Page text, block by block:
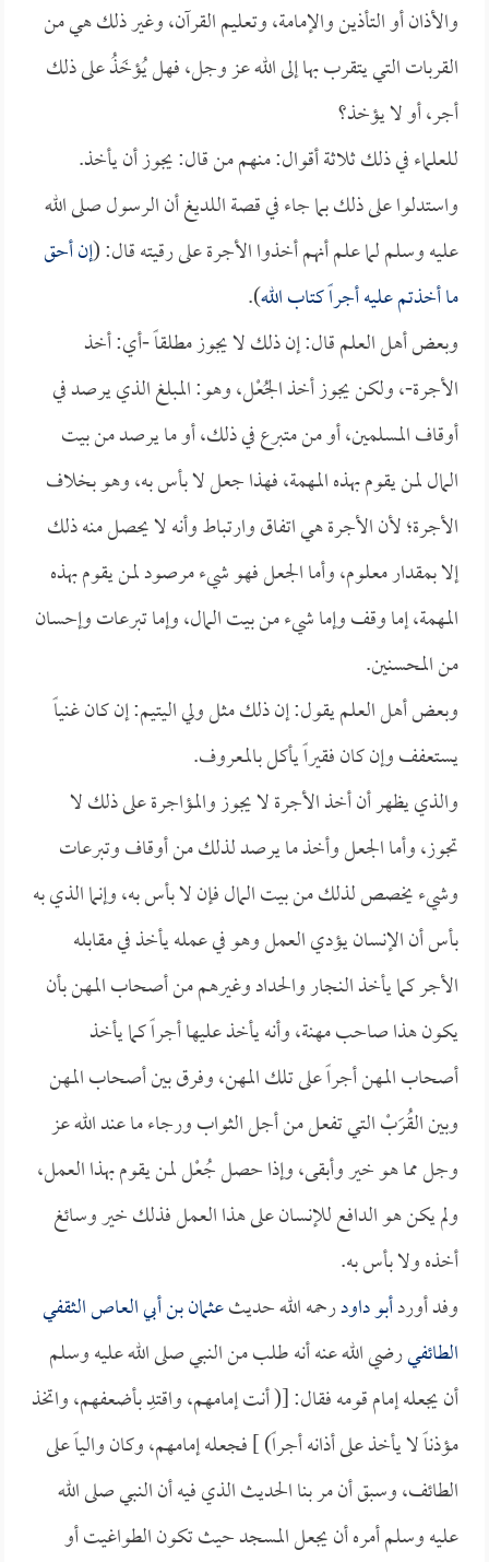
والأذان أو التأذين والإمامة، وتعليم القرآن، وغير ذلك هي من
القربات التي يتقرب بها إلى الله عز وجل، فهل يُؤخَذُ على ذلك
أجر، أو لا يؤخذ؟
للعلماء في ذلك ثلاثة أقوال: منهم من قال: يجوز أن يأخذ.
واستدلوا على ذلك بما جاء في قصة اللديغ أن الرسول صلى الله
عليه وسلم لما علم أنهم أخذوا الأجرة على رقيته قال: (إن أحق
ما أخذتم عليه أجراً كتاب الله).
وبعض أهل العلم قال: إن ذلك لا يجوز مطلقاً -أي: أخذ
الأجرة-، ولكن يجوز أخذ الجُعْل، وهو: المبلغ الذي يرصد في
أوقاف المسلمين، أو من متبرع في ذلك، أو ما يرصد من بيت
المال لمن يقوم بهذه المهمة، فهذا جعل لا بأس به، وهو بخلاف
الأجرة؛ لأن الأجرة هي اتفاق وارتباط وأنه لا يحصل منه ذلك
إلا بمقدار معلوم، وأما الجعل فهو شيء مرصود لمن يقوم بهذه
المهمة، إما وقف وإما شيء من بيت المال، وإما تبرعات وإحسان
من المحسنين.
وبعض أهل العلم يقول: إن ذلك مثل ولي اليتيم: إن كان غنياً
يستعفف وإن كان فقيراً يأكل بالمعروف.
والذي يظهر أن أخذ الأجرة لا يجوز والمؤاجرة على ذلك لا
تجوز، وأما الجعل وأخذ ما يرصد لذلك من أوقاف وتبرعات
وشيء يخصص لذلك من بيت المال فإن لا بأس به، وإنما الذي به
بأس أن الإنسان يؤدي العمل وهو في عمله يأخذ في مقابله
الأجر كما يأخذ النجار والحداد وغيرهم من أصحاب المهن بأن
يكون هذا صاحب مهنة، وأنه يأخذ عليها أجراً كما يأخذ
أصحاب المهن أجراً على تلك المهن، وفرق بين أصحاب المهن
وبين القُرَبْ التي تفعل من أجل الثواب ورجاء ما عند الله عز
وجل مما هو خير وأبقى، وإذا حصل جُعْل لمن يقوم بهذا العمل،
ولم يكن هو الدافع للإنسان على هذا العمل فذلك خير وسائغ
أخذه ولا بأس به.
وفد أوردأبو داودرحمه الله حديثعثمان بن أبي العاص الثقفي
الطائفيرضي الله عنه أنه طلب من النبي صلى الله عليه وسلم
أن يجعله إمام قومه فقال: [( أنت إمامهم، واقتدِ بأضعفهم، واتخذ
مؤذناً لا يأخذ على أذانه أجراً) ] فجعله إمامهم، وكان والياً على
الطائف، وسبق أن مر بنا الحديث الذي فيه أن النبي صلى الله
عليه وسلم أمره أن يجعل المسجد حيث تكون الطواغيت أو